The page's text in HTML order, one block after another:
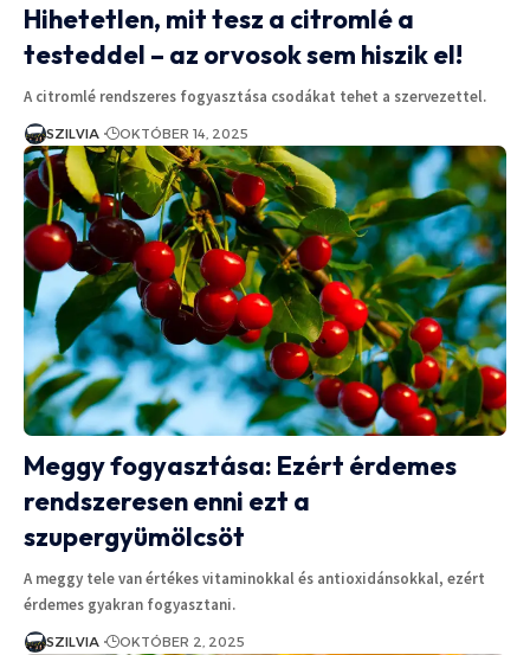
Hihetetlen, mit tesz a citromlé a
testeddel – az orvosok sem hiszik el!
A citromlé rendszeres fogyasztása csodákat tehet a szervezettel.
SZILVIA OKTÓBER 14, 2025
Meggy fogyasztása: Ezért érdemes
rendszeresen enni ezt a
szupergyümölcsöt
A meggy tele van értékes vitaminokkal és antioxidánsokkal, ezért
érdemes gyakran fogyasztani.
SZILVIA OKTÓBER 2, 2025